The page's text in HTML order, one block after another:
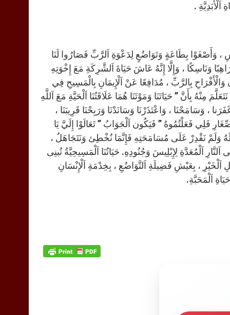
.
وَأَصْغَوْا بِطَاعَةٍ وَتَوَاضُعٍ لِدَعْوَةِ اَلرَّبِّ فَصَارُوا لَنَا
وَنَاسِكًا ، وَإِلَّا إِنَّهُ عَاشَ حَيَاةَ اَلشَّرِكَةِ مَعَ إِخْوَتِهِ
بِالرَّبِّ ، مُدَافِعًا عَنْ اَلْإِيمَانِ بِالْمَسِيحِ فِي
بِأَنَّ ” حَيَاتَنَا وَمَوْتَنَا هُمَا عَلَاقَتُنَا اَلْحَيَّةِ مَعَ اَللَّهِ
، وَسَامَحْنَا ، وَاعْتَذَرْنَا وَسَانَدْنَا وَرَبِحْنَا قَرِيبَنَا ،
فَلِي فَعَلْتُمُوهُ ” فَيَكُون اَلْجَوَابُ ” تَعَالَوْا إِلَيَّ يَا
لَهُ وَلَمْ نَقْدِرْ عَلَى مُسَامَحَتِهِ فَإِنَّمَا نُخْطِئ وَنَتَجَاهَلُ ،
اَلْمُعَدَّةِ لِإِبْلِيسَ وَجُنُودِهِ. حَيَاتُنَا اَلْمَسِيحِيَّةُ تُبنِى
، بِعَيْشِ فَضِيلَةِ اَلتَّوَاضُعِ ، بِخِدْمَةِ اَلْإِنْسَانِ
اَلْمَحَبَّةِ.